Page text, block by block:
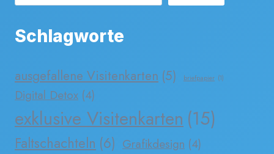
Schlagworte
ausgefallene Visitenkarten (5) briefpapier (1)
Digital Detox (4)
exklusive Visitenkarten(15)
Faltschachteln (6) Grafikdesign (4)